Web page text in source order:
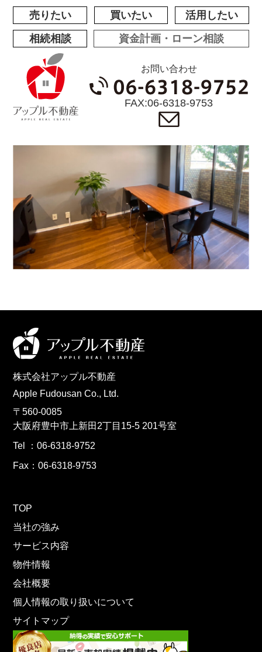
売りたい 買いたい 活用 したい
相続相談
資金計画・ローン相談
お問い合わせ
FAX:06-6318-9753
株式会社アップル不動産
Apple Fudousan Co., Ltd.
〒560-0085
大阪府豊中市上新田2丁目15-5 201号室
Tel ：06-6318-9752
Fax：06-6318-9753
TOP
当社の強み
サービス内容
物件情報
会社概要
個人情報の取り扱いについて
サイトマップ